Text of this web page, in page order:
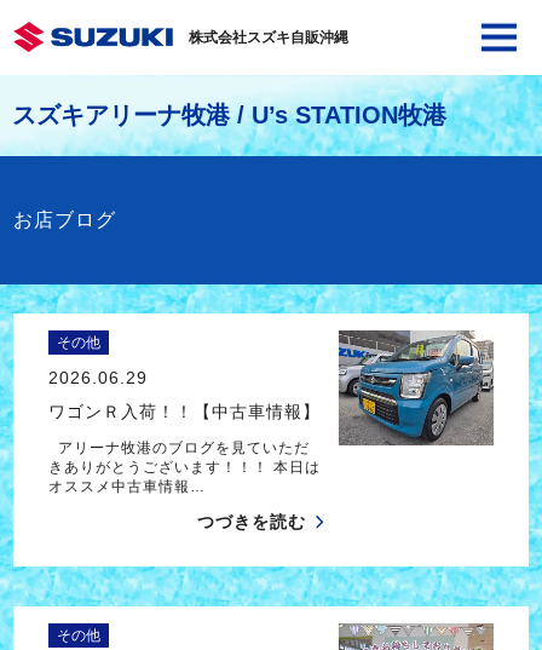
株式会社スズキ自販沖縄
スズキアリーナ牧港 / U’s STATION牧港
お店ブログ
その他
2026.06.29
ワゴンＲ入荷！！【中古車情報】
アリーナ牧港のブログを見ていただ
きありがとうございます！！！ 本日は
オススメ中古車情報…
つづきを読む
その他